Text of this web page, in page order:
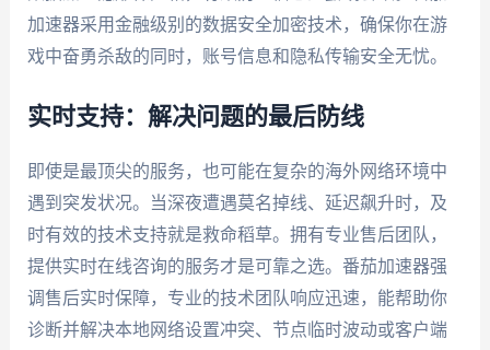
加速器采用金融级别的数据安全加密技术，确保你在游
戏中奋勇杀敌的同时，账号信息和隐私传输安全无忧。
实时支持：解决问题的最后防线
即使是最顶尖的服务，也可能在复杂的海外网络环境中
遇到突发状况。当深夜遭遇莫名掉线、延迟飙升时，及
时有效的技术支持就是救命稻草。拥有专业售后团队，
提供实时在线咨询的服务才是可靠之选。番茄加速器强
调售后实时保障，专业的技术团队响应迅速，能帮助你
诊断并解决本地网络设置冲突、节点临时波动或客户端